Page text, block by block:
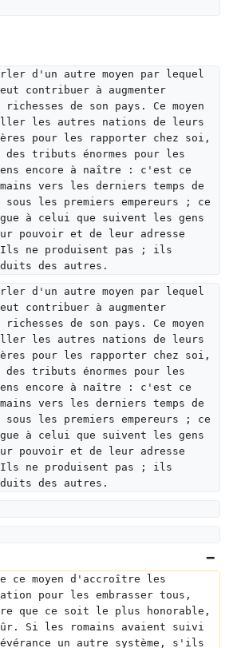
d'un autre moyen par lequel
contribuer à augmenter
richesses de son pays. Ce moyen
les autres nations de leurs
pour les rapporter chez soi,
tributs énormes pour les
encore à naître : c'est ce
vers les derniers temps de
les premiers empereurs ; ce
à celui que suivent les gens
pouvoir et de leur adresse
ne produisent pas ; ils
des autres.
d'un autre moyen par lequel
contribuer à augmenter
richesses de son pays. Ce moyen
les autres nations de leurs
pour les rapporter chez soi,
tributs énormes pour les
encore à naître : c'est ce
vers les derniers temps de
les premiers empereurs ; ce
à celui que suivent les gens
pouvoir et de leur adresse
ne produisent pas ; ils
des autres.
ce moyen d'accroître les
pour les embrasser tous,
que ce soit le plus honorable,
Si les romains avaient suivi
un autre système, s'ils